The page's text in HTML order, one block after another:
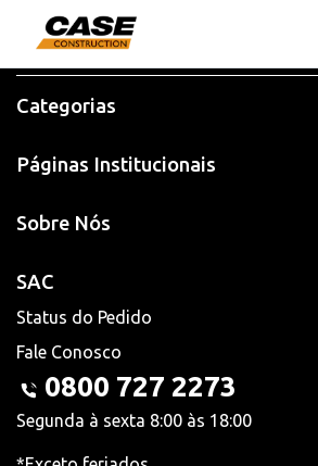
Categorias
Páginas Institucionais
Sobre Nós
SAC
Status do Pedido
Fale Conosco
0800 727 2273
Segunda à sexta 8:00 às 18:00